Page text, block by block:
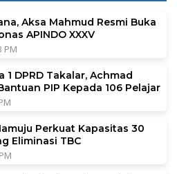
Aksa Mahmud Resmi Buka
APINDO XXXV
PM
DPRD Takalar, Achmad
PIP Kepada 106 Pelajar
Perkuat Kapasitas 30
Eliminasi TBC